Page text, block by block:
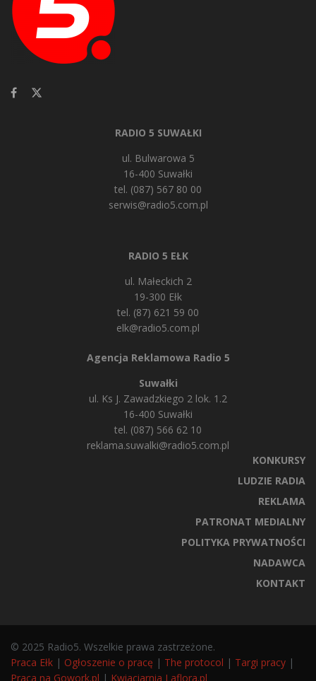
RADIO 5 SUWAŁKI
ul. Bulwarowa 5
16-400 Suwałki
tel. (087) 567 80 00
serwis@radio5.com.pl
RADIO 5 EŁK
ul. Małeckich 2
19-300 Ełk
tel. (87) 621 59 00
elk@radio5.com.pl
Agencja Reklamowa Radio 5
Suwałki
ul. Ks J. Zawadzkiego 2 lok. 1.2
16-400 Suwałki
tel. (087) 566 62 10
reklama.suwalki@radio5.com.pl
KONKURSY
LUDZIE RADIA
REKLAMA
PATRONAT MEDIALNY
POLITYKA PRYWATNOŚCI
NADAWCA
KONTAKT
© 2025 Radio5. Wszelkie prawa zastrzeżone.
Praca Ełk | Ogłoszenie o pracę | The protocol | Targi pracy |
Praca na Gowork.pl | Kwiaciarnia Laflora.pl